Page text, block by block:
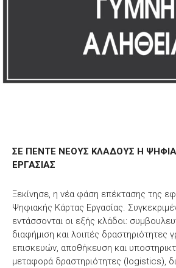
ΣΕ ΠΕΝΤΕ ΝΕΟΥΣ ΚΛΑΔΟΥΣ Η
ΕΡΓΑΣΙΑΣ
Ξεκίνησε, η νέα φάση επέκτασης της
Ψηφιακής Κάρτας Εργασίας.
εντάσσονται οι εξής κλάδοι:
διαφήμιση και λοιπές δραστηριότητες
επισκευών, αποθήκευση και
μεταφορά δραστηριότητες (logistics),